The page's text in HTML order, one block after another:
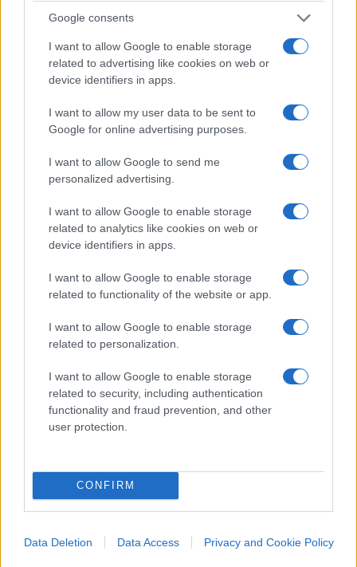
Google consents
I want to allow Google to enable storage
related to advertising like cookies on web or
device identifiers in apps.
I want to allow my user data to be sent to
Google for online advertising purposes.
I want to allow Google to send me
personalized advertising.
I want to allow Google to enable storage
related to analytics like cookies on web or
device identifiers in apps.
I want to allow Google to enable storage
related to functionality of the website or app.
I want to allow Google to enable storage
related to personalization.
I want to allow Google to enable storage
related to security, including authentication
functionality and fraud prevention, and other
user protection.
CONFIRM
Data Deletion Data Access Privacy and Cookie Policy
Corte dei Conti: una riforma
che difende la democrazia
ingiustificata, I continui stop all’esecutivo hanno
un "retrogusto" politico. A partire dal Ponte sullo
Enrico Foscarini
6 Agosto 2026, 12:30